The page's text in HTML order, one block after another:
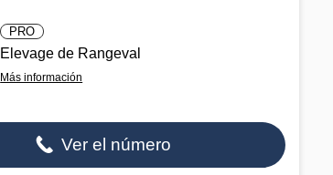
PRO
Elevage de Rangeval
Más información
Ver el número